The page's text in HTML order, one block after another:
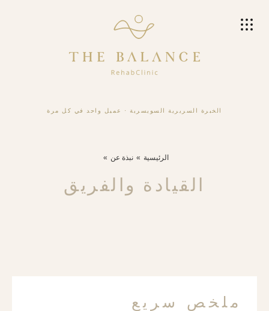
الخبرة السريرية السويسرية · عميل واحد في كل مرة
الرئيسية نبذة عن
القيادة والفريق
ملخص سريع